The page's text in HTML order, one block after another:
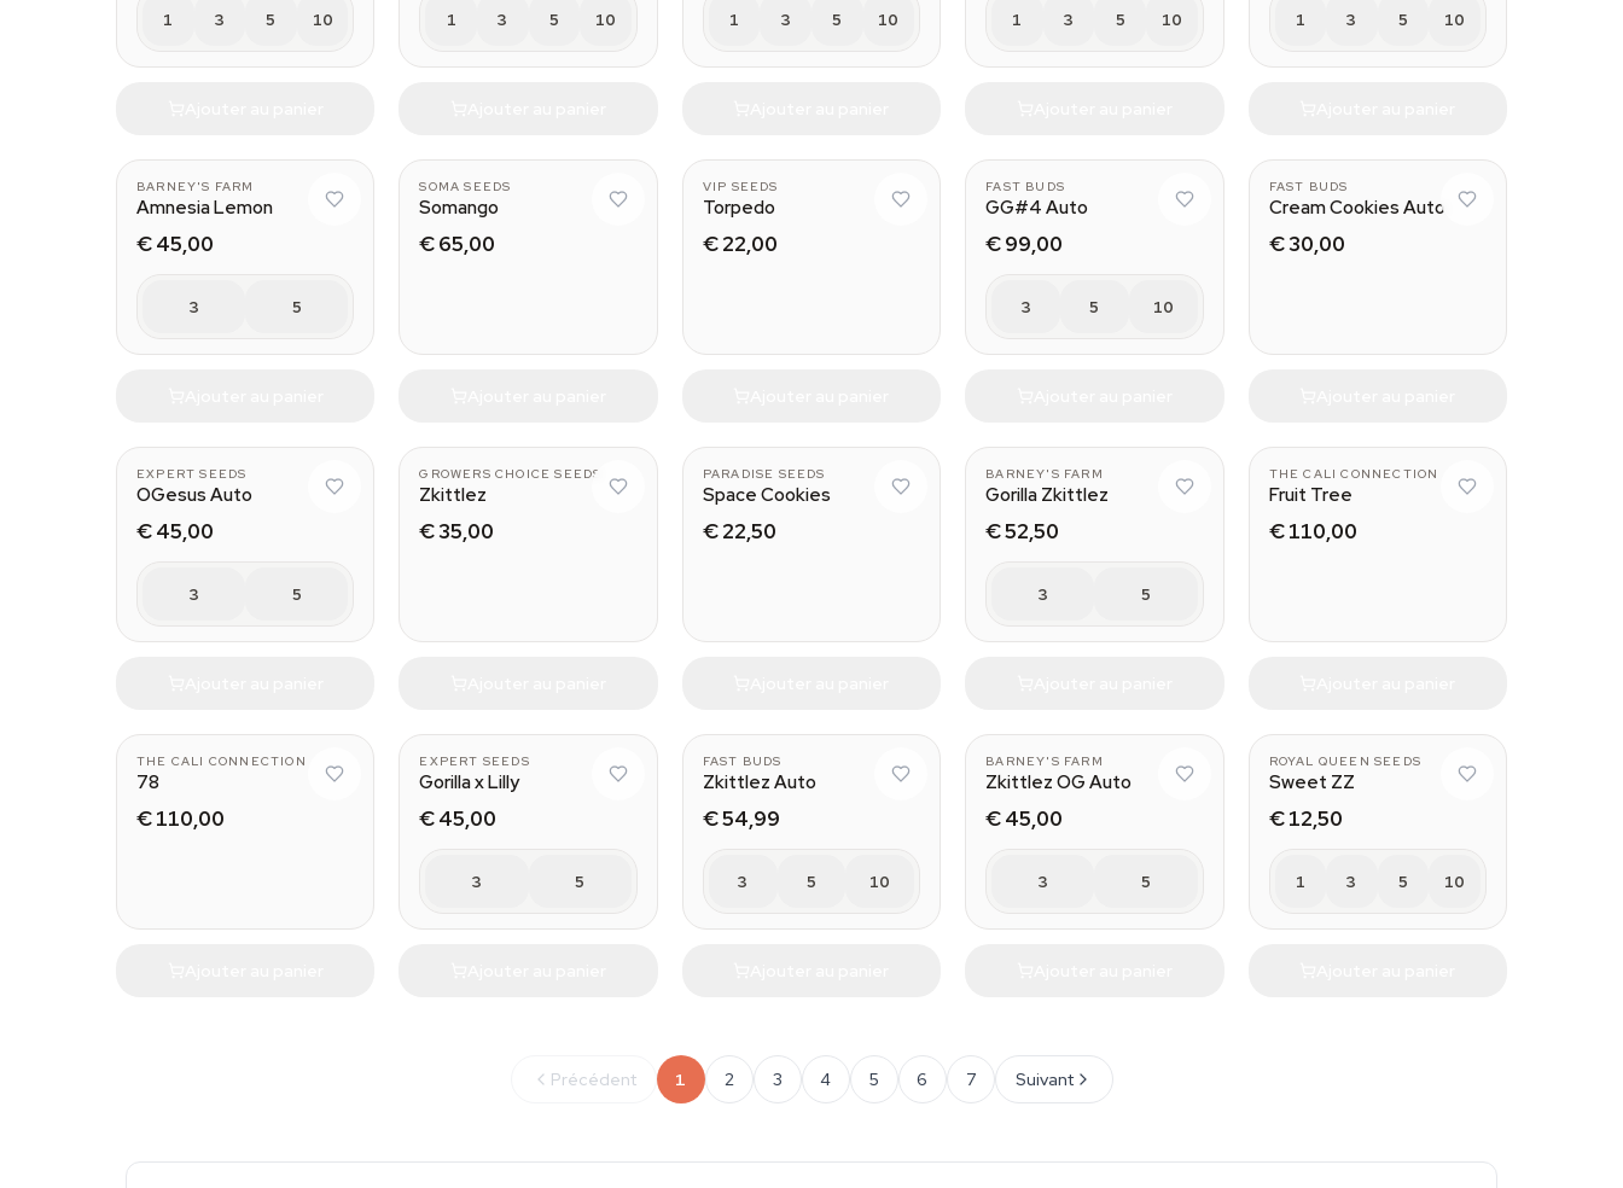
1 3 5 10 1 3 5 10 1 3 5 10 1 3 5 10 1 3 5 10
BARNEY'S FARM
Amnesia Lemon
€ 45,00
3 5
SOMA SEEDS
Somango
€ 65,00
VIP SEEDS
Torpedo
€ 22,00
FAST BUDS
GG#4 Auto
€ 99,00
3 5 10
FAST BUDS
Cream Cookies Auto
€ 30,00
EXPERT SEEDS
OGesus Auto
€ 45,00
3 5
GROWERS CHOICE SEEDS
Zkittlez
€ 35,00
PARADISE SEEDS
Space Cookies
€ 22,50
BARNEY'S FARM
Gorilla Zkittlez
€ 52,50
3 5
THE CALI CONNECTION
Fruit Tree
€ 110,00
THE CALI CONNECTION
78
€ 110,00
EXPERT SEEDS
Gorilla x Lilly
€ 45,00
3 5
FAST BUDS
Zkittlez Auto
€ 54,99
3 5 10
BARNEY'S FARM
Zkittlez OG Auto
€ 45,00
3 5
ROYAL QUEEN SEEDS
Sweet ZZ
€ 12,50
1 3 5 10
Précédent 1 2 3 4 5 6 7 Suivant